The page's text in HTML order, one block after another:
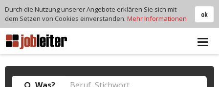
ok
Durch die Nutzung unserer Angebote erklären Sie sich mit
dem Setzen von Cookies einverstanden. Mehr Informationen